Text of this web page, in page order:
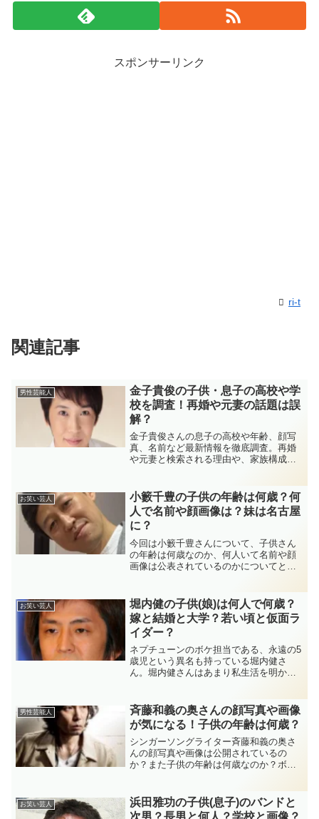
スポンサーリンク
ri-t
関連記事
男性芸能人
金子貴俊の子供・息子の高校や学
校を調査！再婚や元妻の話題は誤
解？
金子貴俊さんの息子の高校や年齢、顔写
真、名前など最新情報を徹底調査。再婚
や元妻と検索される理由や、家族構成・
お笑い芸人
小籔千豊の子供の年齢は何歳？何
人で名前や顔画像は？妹は名古屋
に？
今回は小籔千豊さんについて、子供さん
の年齢は何歳なのか、何人いて名前や顔
画像は公表されているのかについてと、
ます！
お笑い芸人
堀内健の子供(娘)は何人で何歳？
嫁と結婚と大学？若い頃と仮面ラ
イダー？
ネプチューンのボケ担当である、永遠の5
歳児という異名も持っている堀内健さ
ん。堀内健さんはあまり私生活を明かし
ン、早川聖来の号泣に大慌て「カメラ止
めて！」（写真 全4...
男性芸能人
斉藤和義の奥さんの顔写真や画像
が気になる！子供の年齢は何歳？
シンガーソングライター斉藤和義の奥さ
んの顔写真や画像は公開されているの
か？また子供の年齢は何歳なのか？ボク
についての情報、家族を大切にする斉藤
和義の意外な一面を徹底調査しました。
お笑い芸人
浜田雅功の子供(息子)のバンドと